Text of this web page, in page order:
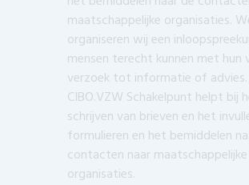
maatschappelijke organisaties.
organiseren wij een
mensen terecht kunnen met hun
verzoek tot informatie of advies.
CIBO.VZW Schakelpunt helpt bij
schrijven van brieven en het
formulieren en het bemiddelen
contacten naar maatschappelijke
organisaties.